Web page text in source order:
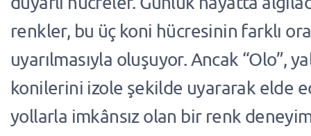
renkler, bu üç koni hücresinin farklı
uyarılmasıyla oluşuyor. Ancak “Olo”,
konilerini izole şekilde uyararak elde
yollarla imkânsız olan bir renk